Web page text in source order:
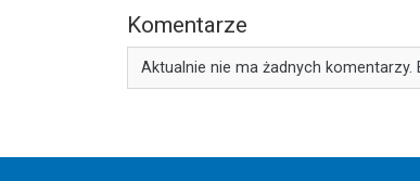
Komentarze
Aktualnie nie ma żadnych